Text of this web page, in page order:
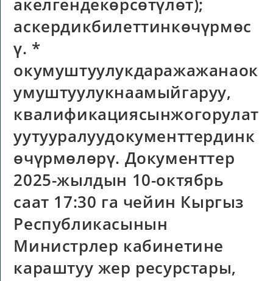
аскердикбилеттинкөчүрмөс
ү. *
окумуштуулукдаражажанаок
умуштуулукнаамыйгаруу,
квалификациясынжогорулат
уутууралуудокументтердинк
өчүрмөлөрү. Документтер
2025-жылдын 10-октябрь
саат 17:30 га чейин Кыргыз
Республикасынын
Министрлер кабинетине
караштуу жер ресурстары,